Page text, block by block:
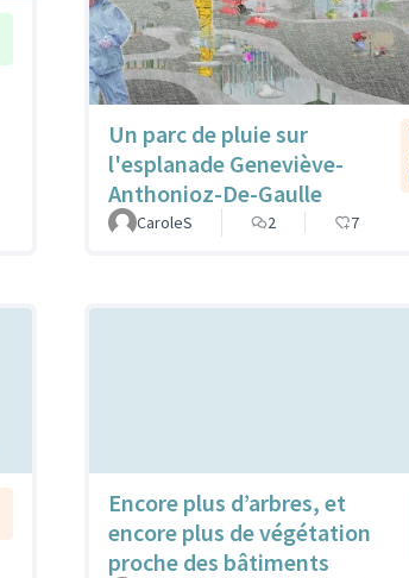
Un parc de pluie sur
l'esplanade Geneviève-
Anthonioz-De-Gaulle
CaroleS 2 7
Encore plus d’arbres, et
encore plus de végétation
proche des bâtiments